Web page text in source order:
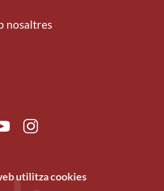
nosaltres
Instagram
utilitza cookies